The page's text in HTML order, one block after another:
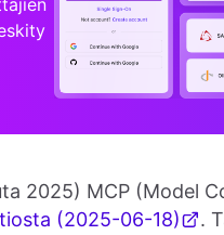
2025) MCP (Model
(2025-06-18)
.